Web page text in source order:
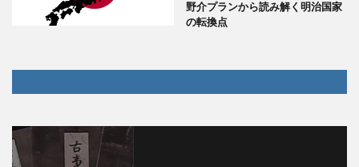
野介プランから読み解く明治国家
の転換点